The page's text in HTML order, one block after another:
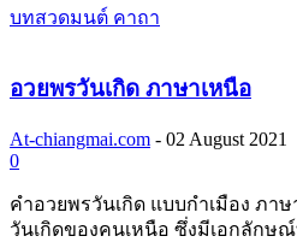
บทสวดมนต์ คาถา
อวยพรวันเกิด ภาษาเหนือ
At-chiangmai.com - 02 August 2021
0
คำอวยพรวันเกิด แบบกำเมือง ภา
วันเกิดของคนเหนือ ซึ่งมีเอกลักษ